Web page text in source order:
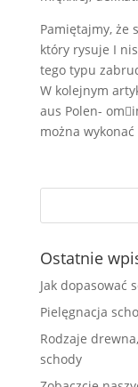
Pamiętajmy, że
który rysuje I
tego typu
W kolejnym
aus Polen-
można
Ostatnie
Jak dopasować
Pielęgnacja
Rodzaje
schody